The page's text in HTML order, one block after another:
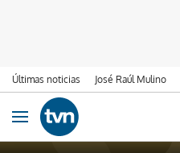
Últimas noticias José Raúl Mulino
Ir al contenido
Obrir navegació